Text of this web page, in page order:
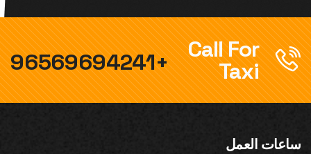
Call For
Taxi
+96569694241
ساعات العمل